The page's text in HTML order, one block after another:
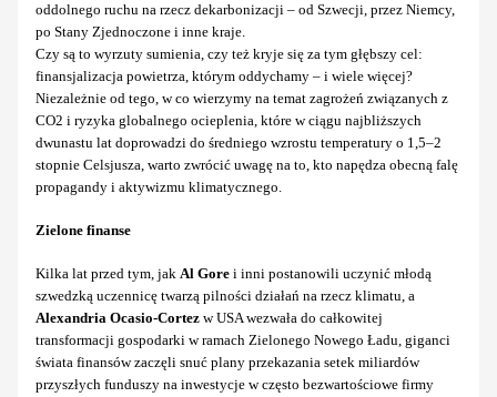
oddolnego ruchu na rzecz dekarbonizacji – od Szwecji, przez Niemcy,
po Stany Zjednoczone i inne kraje.
Czy są to wyrzuty sumienia, czy też kryje się za tym głębszy cel:
finansjalizacja powietrza, którym oddychamy – i wiele więcej?
Niezależnie od tego, w co wierzymy na temat zagrożeń związanych z
CO2 i ryzyka globalnego ocieplenia, które w ciągu najbliższych
dwunastu lat doprowadzi do średniego wzrostu temperatury o 1,5–2
stopnie Celsjusza, warto zwrócić uwagę na to, kto napędza obecną falę
propagandy i aktywizmu klimatycznego.
Zielone finanse
Kilka lat przed tym, jak Al Gore i inni postanowili uczynić młodą
szwedzką uczennicę twarzą pilności działań na rzecz klimatu, a
Alexandria Ocasio-Cortez w USA wezwała do całkowitej
transformacji gospodarki w ramach Zielonego Nowego Ładu, giganci
świata finansów zaczęli snuć plany przekazania setek miliardów
przyszłych funduszy na inwestycje w często bezwartościowe firmy